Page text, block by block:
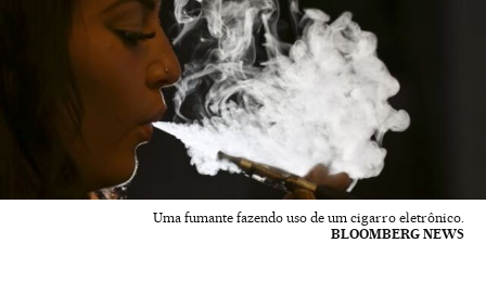
Uma fumante fazendo uso de um cigarro eletrônico.
BLOOMBERG NEWS